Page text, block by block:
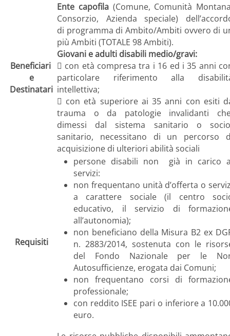
Beneficiari
e
Destinatari
Ente capofila(Comune, Comunità
Consorzio, Azienda speciale)
di programma di Ambito/Ambiti ovvero di
più Ambiti (TOTALE 98 Ambiti).
Giovani e adulti disabili medio/gravi:
 con età compresa tra i 16 ed i 35 anni
particolare riferimento alla
intellettiva;
 con età superiore ai 35 anni con esiti
trauma o da patologie invalidanti
dimessi dal sistema sanitario o
sanitario, necessitano di un percorso
acquisizione di ulteriori abilità sociali
Requisiti
persone disabili non già in carico
servizi:
non frequentano unità d’offerta o
a carattere sociale (il centro
educativo, il servizio di
all’autonomia);
non beneficiano della Misura B2 ex
n. 2883/2014, sostenuta con le
del Fondo Nazionale per le
Autosufficienze, erogata dai Comuni;
non frequentano corsi di
professionale;
con reddito ISEE pari o inferiore a
euro.